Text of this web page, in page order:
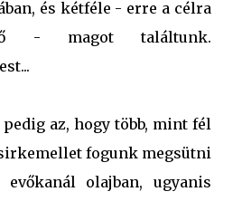
és kétféle - erre a célra
- magot találtunk.
pedig az, hogy több, mint fél
fogunk megsütni
olajban, ugyanis